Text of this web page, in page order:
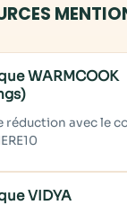
WARMCOOK
réduction avec le
VIDYA